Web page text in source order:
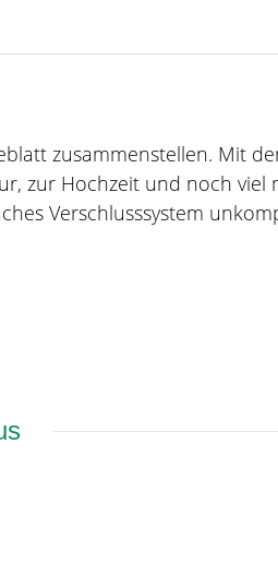
zusammenstellen. Mit
zur Hochzeit und noch viel
Verschlusssystem